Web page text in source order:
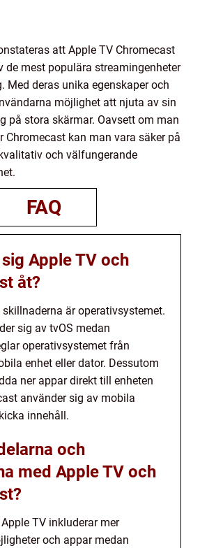
att Apple TV Chromecast
de mest populära streamingenheter
Med deras unika egenskaper och
möjlighet att njuta av sin
på stora skärmar. Oavsett om man
Chromecast kan man vara säker på
och välfungerande
FAQ
Apple TV och
åt?
skillnaderna är operativsystemet.
sig av tvOS medan
operativsystemet från
enhet eller dator. Dessutom
ner appar direkt till enheten
använder sig av mobila
innehåll.
och
med Apple TV och
TV inkluderar mer
och appar medan